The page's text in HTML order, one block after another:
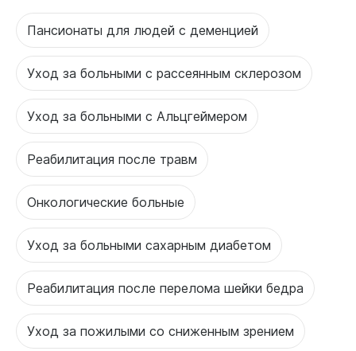
Пансионаты для людей с деменцией
Уход за больными с рассеянным склерозом
Уход за больными с Альцгеймером
Реабилитация после травм
Онкологические больные
Уход за больными сахарным диабетом
Реабилитация после перелома шейки бедра
Уход за пожилыми со сниженным зрением